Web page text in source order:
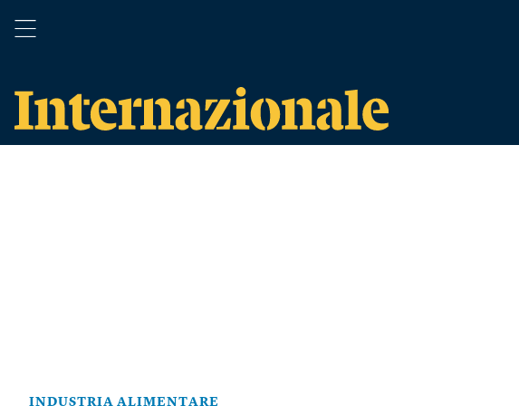
INDUSTRIA ALIMENTARE